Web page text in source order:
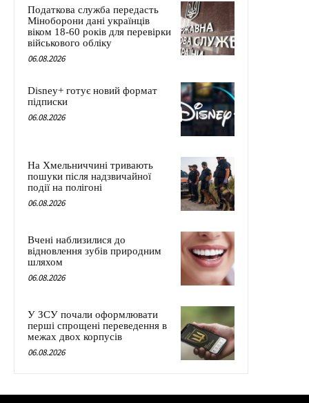
Податкова служба передасть
Міноборони дані українців
віком 18-60 років для перевірки
військового обліку
06.08.2026
Disney+ готує новий формат
підписки
06.08.2026
На Хмельниччині тривають
пошуки після надзвичайної
події на полігоні
06.08.2026
Вчені наблизилися до
відновлення зубів природним
шляхом
06.08.2026
У ЗСУ почали оформлювати
перші спрощені переведення в
межах двох корпусів
06.08.2026